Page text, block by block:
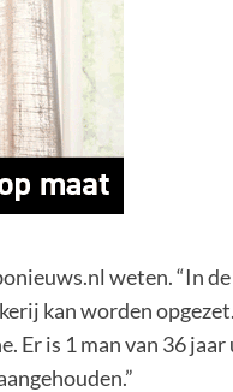
weten. “In
kan worden
Er is 1 man van 36